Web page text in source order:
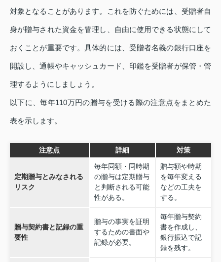
対象となることがあります。これを防ぐためには、受贈者自
身が贈与された資金を管理し、自由に使用できる状態にして
おくことが重要です。具体的には、受贈者名義の銀行口座を
開設し、通帳やキャッシュカード、印鑑を受贈者が保管・管
理するようにしましょう。
以下に、毎年110万円の贈与を受ける際の注意点をまとめた
表を示します。
注意点 詳細 対策
定期贈与とみなされる
リスク
毎年同額・同時期
の贈与は定期贈与
と判断される可能
性がある。
贈与額や時期
を毎年変える
などの工夫を
する。
贈与契約書と記録の重
要性
贈与の事実を証明
するための書面や
記録が必要。
毎年贈与契約
書を作成し、
銀行振込で記
録を残す。